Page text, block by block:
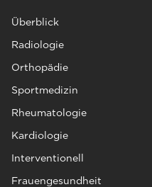
Überblick
Radiologie
Orthopädie
Sportmedizin
Rheumatologie
Kardiologie
Interventionell
Frauengesundheit